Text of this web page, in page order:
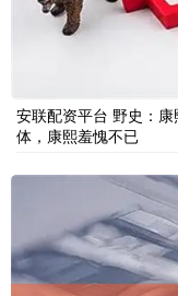
安联配资平台 野史：
体，康熙羞愧不已